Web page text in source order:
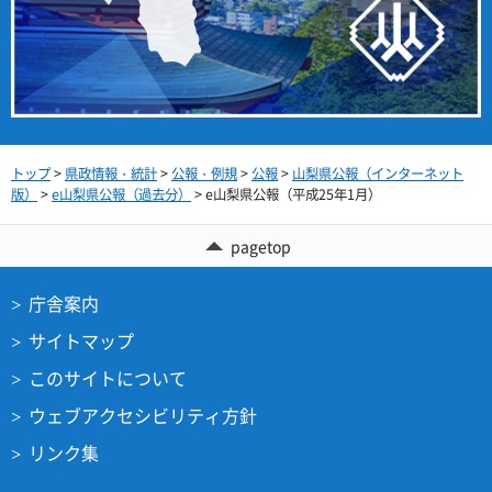
トップ> 県政情報・統計>公報・例規>公報> 山梨県公報（インターネット
版）
>e山梨県公報（過去分） > e山梨県公報（平成25年1月）
pagetop
庁舎案内
サイトマップ
このサイトについて
ウェブアクセシビリティ方針
リンク集